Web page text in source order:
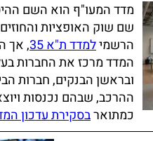
מדד המעו"ף הוא השם
הרשמילמדד ת"א 35
, אך
המדד מרכז את החברות
ובראשן הבנקים, חברות
ההרכב, שבהם נכנסות
כמתוארבסקירת עדכון